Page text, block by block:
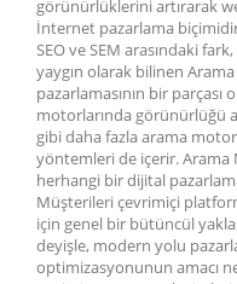
görünürlüklerini artırarak
İnternet pazarlama
SEO ve SEM arasındaki
yaygın olarak bilinen
pazarlamasının bir parçası
motorlarında görünürlüğü
gibi daha fazla arama
yöntemleri de içerir. Arama
herhangi bir dijital
Müşterileri çevrimiçi
için genel bir bütüncül
deyişle, modern yolu
optimizasyonunun amacı